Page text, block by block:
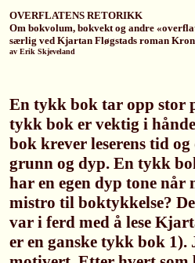
OVERFLATENS RETORIKK
Om bokvolum, bokvekt og andre
særlig ved Kjartan Fløgstads roman
av Erik Skjeveland
En tykk bok tar opp stor
tykk bok er vektig i
bok krever leserens tid
grunn og dyp. En tykk
har en egen dyp tone
mistro til boktykkelse?
var i ferd med å lese
er en ganske tykk bok 1).